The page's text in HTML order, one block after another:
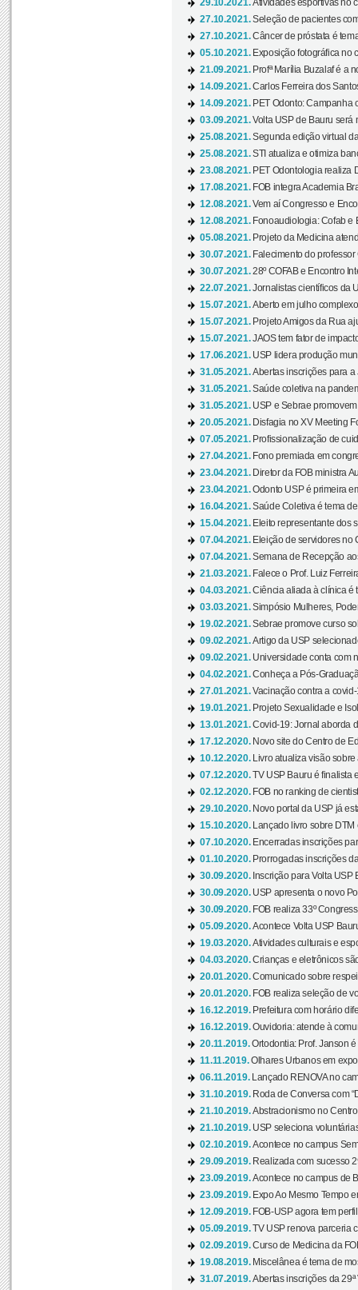
29.10.2021.Atividades esportivas no
27.10.2021.Seleção de pacientes
27.10.2021.Câncer de próstata é
05.10.2021. Exposição fotográfica no
21.09.2021. Profª Marília Buzalaf é a
14.09.2021.Carlos Ferreira dos
14.09.2021. PET Odonto: Campanha
03.09.2021.Volta USP de Bauru será
25.08.2021.Segunda edição virtual
25.08.2021.STI atualiza e otimiza
23.08.2021. PET Odontologia realiza
17.08.2021. FOB integra Academia
12.08.2021.Vem aí Congresso e
12.08.2021. Fonoaudiologia: Cofab e
05.08.2021. Projeto da Medicina
30.07.2021. Falecimento do
30.07.2021.28º COFAB e Encontro
22.07.2021.Jornalistas científicos da
15.07.2021.Aberto em julho
15.07.2021. Projeto Amigos da Rua
15.07.2021.JAOS tem fator de
17.06.2021. USP lidera produção
31.05.2021.Abertas inscrições para
31.05.2021.Saúde coletiva na
31.05.2021. USP e Sebrae
20.05.2021. Disfagia no XV Meeting
07.05.2021. Profissionalização de
27.04.2021. Fono premiada em
23.04.2021. Diretor da FOB ministra
23.04.2021.Odonto USP é primeira
16.04.2021.Saúde Coletiva é tema
15.04.2021. Eleito representante dos
07.04.2021. Eleição de servidores no
07.04.2021.Semana de Recepção
21.03.2021. Falece o Prof. Luiz
04.03.2021.Ciência aliada à clínica é
03.03.2021.Simpósio Mulheres,
19.02.2021.Sebrae promove curso
09.02.2021.Artigo da USP
09.02.2021. Universidade conta com
04.02.2021.Conheça a Pós-
27.01.2021.Vacinação contra a
19.01.2021. Projeto Sexualidade e
13.01.2021.Covid-19: Jornal aborda
17.12.2020. Novo site do Centro de
10.12.2020.
Livro atualiza visão
07.12.2020.TV USP Bauru é finalista
02.12.2020. FOB no ranking de
29.10.2020. Novo portal da USP já
15.10.2020.
Lançado livro sobre
07.10.2020. Encerradas inscrições
01.10.2020. Prorrogadas inscrições
30.09.2020. Inscrição para Volta USP
30.09.2020. USP apresenta o novo
30.09.2020. FOB realiza 33º
05.09.2020.Acontece Volta USP
19.03.2020.Atividades culturais e
04.03.2020.Crianças e eletrônicos
20.01.2020.Comunicado sobre
20.01.2020. FOB realiza seleção de
16.12.2019. Prefeitura com horário
16.12.2019.Ouvidoria: atende à
20.11.2019.Ortodontia: Prof. Janson
11.11.2019.Olhares Urbanos em
06.11.2019.
Lançado RENOVA no
31.10.2019. Roda de Conversa com
21.10.2019.Abstracionismo no
21.10.2019. USP seleciona
02.10.2019.Acontece no campus
29.09.2019. Realizada com sucesso
23.09.2019.Acontece no campus de
23.09.2019. Expo Ao Mesmo Tempo
12.09.2019. FOB-USP agora tem
05.09.2019.TV USP renova parceria
02.09.2019.Curso de Medicina da
19.08.2019. Miscelânea é tema de
31.07.2019.Abertas inscrições da 29ª